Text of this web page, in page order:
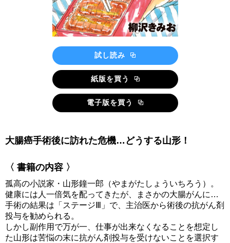
試し読み
紙版を買う
電子版を買う
大腸癌手術後に訪れた危機…どうする山形！
〈 書籍の内容 〉
孤高の小説家・山形鐘一郎（やまがたしょういちろう）。
健康には人一倍気を配ってきたが、まさかの大腸がんに…
手術の結果は「ステージⅢ」で、主治医から術後の抗がん剤
投与を勧められる。
しかし副作用で万が一、仕事が出来なくなることを想定し
た山形は苦悩の末に抗がん剤投与を受けないことを選択す